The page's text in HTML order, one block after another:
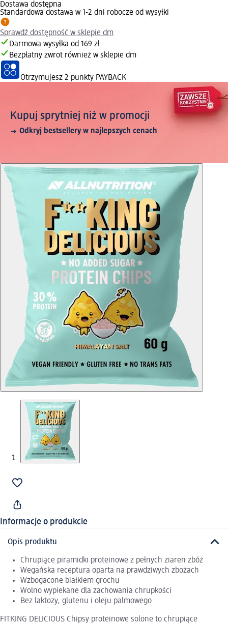
Dostawa dostępna
Standardowa dostawa w 1-2 dni robocze od wysyłki
Sprawdź dostępność w sklepie dm
Darmowa wysyłka od 169 zł
Bezpłatny zwrot również w sklepie dm
Otrzymujesz 2 punkty PAYBACK
Kupuj sprytniej niż w promocji
Odkryj bestsellery w najlepszych cenach
Informacje o produkcie
Opis produktu
Chrupiące piramidki proteinowe z pełnych ziaren zbóż
Wegańska receptura oparta na prawdziwych zbożach
Wzbogacone białkiem grochu
Wolno wypiekane dla zachowania chrupkości
Bez laktozy, glutenu i oleju palmowego
FITKING DELICIOUS Chipsy proteinowe solone to chrupiące